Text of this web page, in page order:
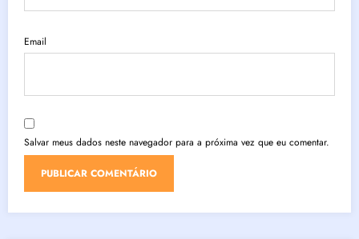
Email
Salvar meus dados neste navegador para a próxima vez que eu comentar.